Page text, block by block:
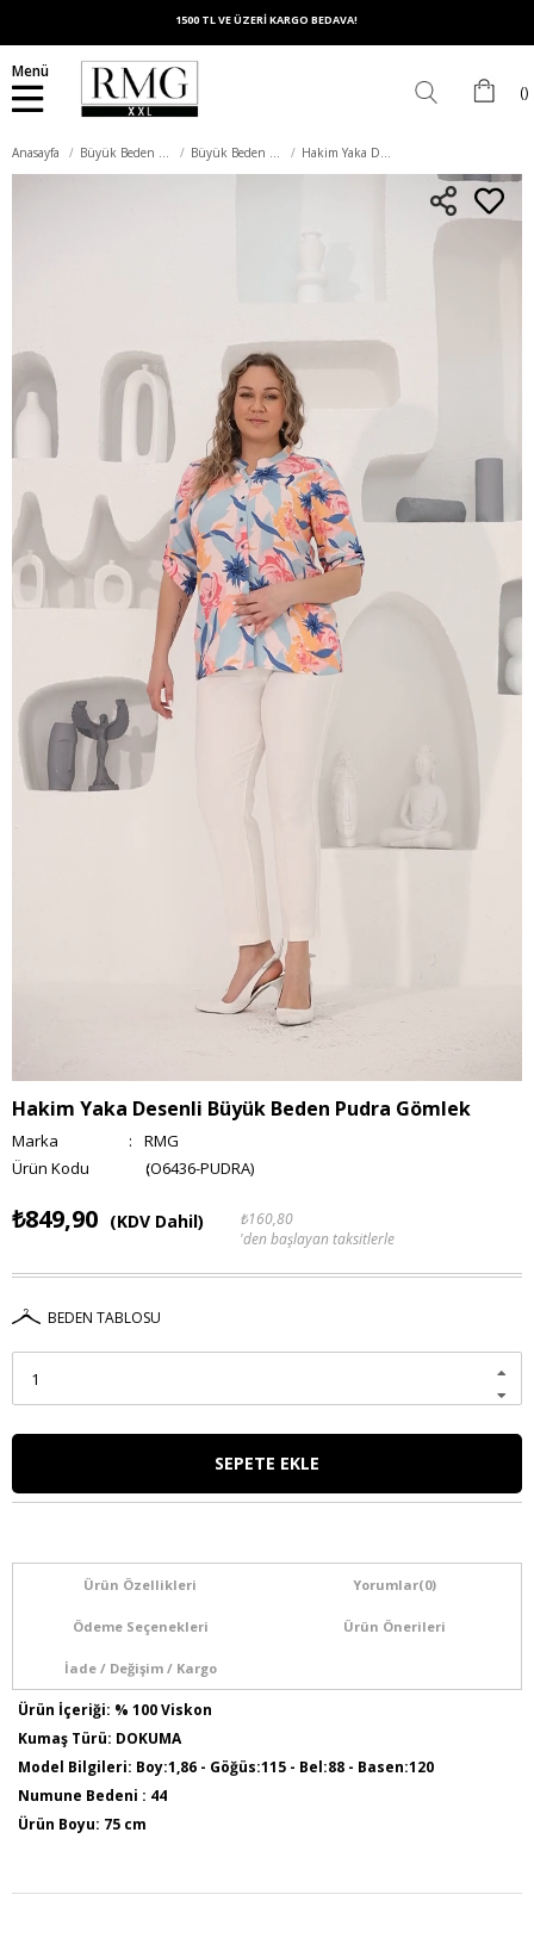
1500 TL VE ÜZERİ KARGO BEDAVA!
Menü
Anasayfa Büyük Beden Üst Giyim Büyük Beden Gömlek Hakim Yaka Desenli Büyük Beden Pudra Gömlek
Hakim Yaka Desenli Büyük Beden Pudra Gömlek
Marka :
RMG
(O6436-PUDRA)
₺849,90 (KDV Dahil)
₺160,80
'den başlayan taksitlerle
BEDEN TABLOSU
Ürün Özellikleri Yorumlar(0)
Ödeme Seçenekleri Ürün Önerileri
İade / Değişim / Kargo
Ürün İçeriği: % 100 Viskon
Kumaş Türü: DOKUMA
Model Bilgileri: Boy:1,86 - Göğüs:115 - Bel:88 - Basen:120
Numune Bedeni : 44
Ürün Boyu: 75 cm